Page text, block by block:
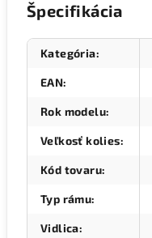
Špecifikácia
Kategória:
EAN:
Rok modelu:
Veľkosť kolies:
Kód tovaru:
Typ rámu:
Vidlica: